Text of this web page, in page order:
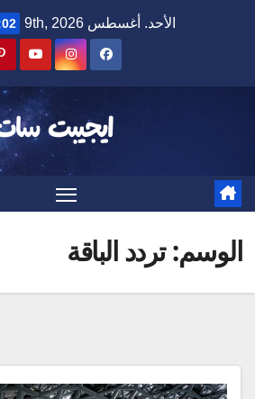
الأحد. أغسطس 9th, 2026 PM
ايجيبت
الوسم:تردد الباقة